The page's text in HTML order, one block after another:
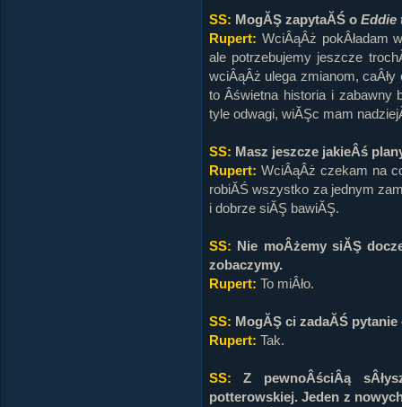
SS: MogĂŞ zapytaĂŚ o Eddie
Rupert: WciÂąÂż pokÂładam
ale potrzebujemy jeszcze
wciÂąÂż ulega zmianom,
to Âświetna historia i zabawny
tyle odwagi, wiĂŞc mam
SS: Masz jeszcze jakieÂś
Rupert: WciÂąÂż czekam na
robiĂŚ wszystko za jednym
i dobrze siĂŞ bawiĂŞ.
SS: Nie moÂżemy siĂŞ
zobaczymy.
Rupert: To miÂło.
SS: MogĂŞ ci zadaĂŚ
Rupert: Tak.
SS: Z pewnoÂściÂą
potterowskiej. Jeden z